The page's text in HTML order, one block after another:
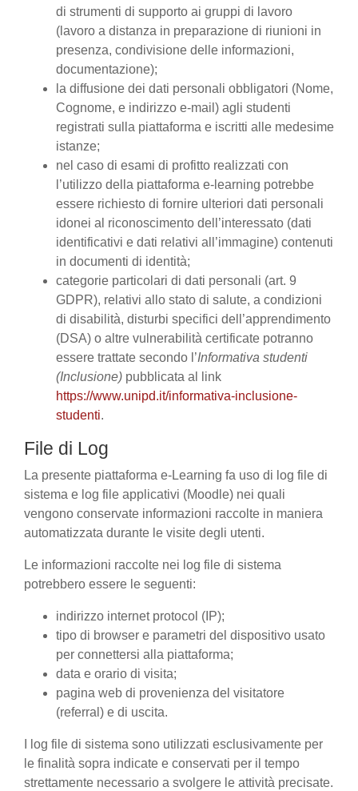
di strumenti di supporto ai gruppi di lavoro
(lavoro a distanza in preparazione di riunioni in
presenza, condivisione delle informazioni,
documentazione);
la diffusione dei dati personali obbligatori (Nome,
Cognome, e indirizzo e-mail) agli studenti
registrati sulla piattaforma e iscritti alle medesime
istanze;
nel caso di esami di profitto realizzati con
l’utilizzo della piattaforma e-learning potrebbe
essere richiesto di fornire ulteriori dati personali
idonei al riconoscimento dell’interessato (dati
identificativi e dati relativi all’immagine) contenuti
in documenti di identità;
categorie particolari di dati personali (art. 9
GDPR), relativi allo stato di salute, a condizioni
di disabilità, disturbi specifici dell’apprendimento
(DSA) o altre vulnerabilità certificate potranno
essere trattate secondo l’Informativa studenti
(Inclusione) pubblicata al link
https://www.unipd.it/informativa-inclusione-
studenti.
File di Log
La presente piattaforma e-Learning fa uso di log file di
sistema e log file applicativi (Moodle) nei quali
vengono conservate informazioni raccolte in maniera
automatizzata durante le visite degli utenti.
Le informazioni raccolte nei log file di sistema
potrebbero essere le seguenti:
indirizzo internet protocol (IP);
tipo di browser e parametri del dispositivo usato
per connettersi alla piattaforma;
data e orario di visita;
pagina web di provenienza del visitatore
(referral) e di uscita.
I log file di sistema sono utilizzati esclusivamente per
le finalità sopra indicate e conservati per il tempo
strettamente necessario a svolgere le attività precisate.